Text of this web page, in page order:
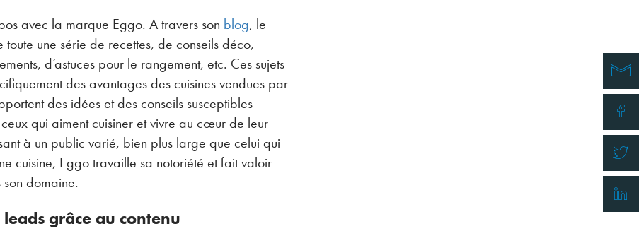
avec la marque Eggo. A travers son blog, le
toute une série de recettes, de conseils déco,
d’astuces pour le rangement, etc. Ces sujets
des avantages des cuisines vendues par
des idées et des conseils susceptibles
qui aiment cuisiner et vivre au cœur de leur
à un public varié, bien plus large que celui qui
cuisine, Eggo travaille sa notoriété et fait valoir
domaine.
grâce au contenu